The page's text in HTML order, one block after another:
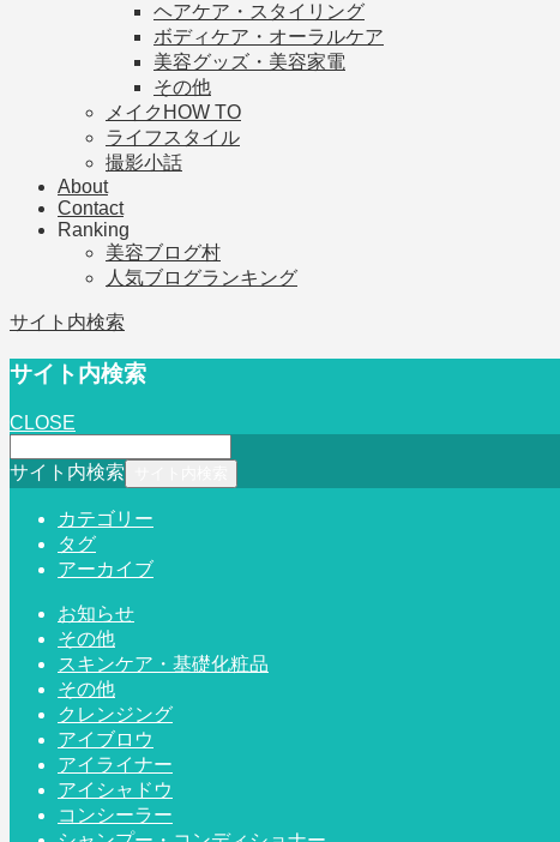
ヘアケア・スタイリング
ボディケア・オーラルケア
美容グッズ・美容家電
その他
メイクHOW TO
ライフスタイル
撮影小話
About
Contact
Ranking
美容ブログ村
人気ブログランキング
サイト内検索
サイト内検索
CLOSE
サイト内検索
カテゴリー
タグ
アーカイブ
お知らせ
その他
スキンケア・基礎化粧品
その他
クレンジング
アイブロウ
アイライナー
アイシャドウ
コンシーラー